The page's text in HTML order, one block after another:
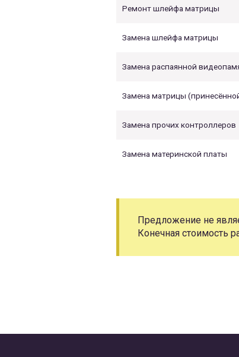
Ремонт шлейфа матрицы
Замена шлейфа матрицы
Замена распаянной
Замена матрицы
Замена прочих контроллеров
Замена материнской платы
Предложение не
Конечная стоимость